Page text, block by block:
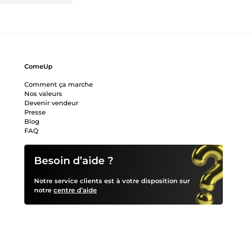
Besoin d’aide ?
Notre service clients est à votre disposition sur
notre centre d’aide
ComeUp
Comment ça marche
Nos valeurs
Devenir vendeur
Presse
Blog
FAQ